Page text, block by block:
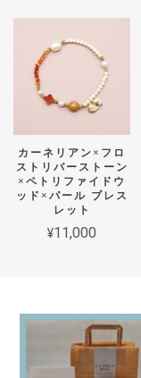
カーネリアン×フロ
ストリバーストーン
×ペトリファイドウ
ッド×パール ブレス
レット
¥11,000